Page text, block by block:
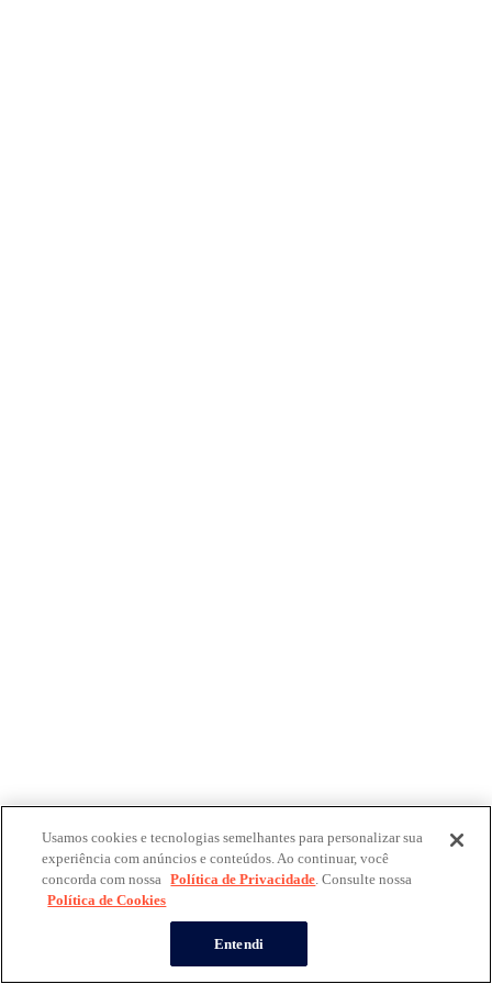
Usamos cookies e tecnologias semelhantes para personalizar sua
experiência com anúncios e conteúdos. Ao continuar, você
concorda com nossa Política de Privacidade. Consulte nossa
Política de Cookies
Entendi